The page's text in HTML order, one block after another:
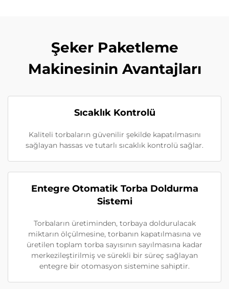
Şeker Paketleme
Makinesinin Avantajları
Sıcaklık Kontrolü
Kaliteli torbaların güvenilir şekilde kapatılmasını
sağlayan hassas ve tutarlı sıcaklık kontrolü sağlar.
Entegre Otomatik Torba Doldurma
Sistemi
Torbaların üretiminden, torbaya doldurulacak
miktarın ölçülmesine, torbanın kapatılmasına ve
üretilen toplam torba sayısının sayılmasına kadar
merkezileştirilmiş ve sürekli bir süreç sağlayan
entegre bir otomasyon sistemine sahiptir.